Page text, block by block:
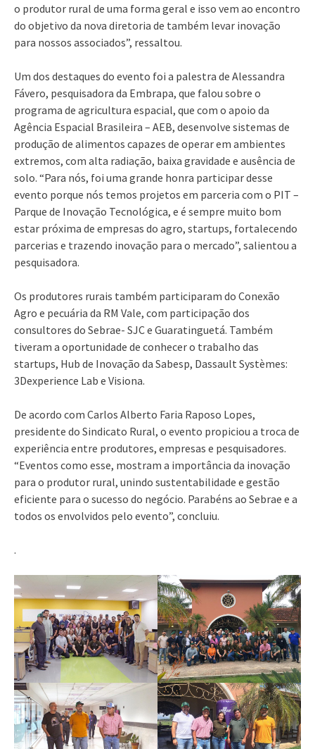
o produtor rural de uma forma geral e isso vem ao encontro
do objetivo da nova diretoria de também levar inovação
para nossos associados”, ressaltou.
Um dos destaques do evento foi a palestra de Alessandra
Fávero, pesquisadora da Embrapa, que falou sobre o
programa de agricultura espacial, que com o apoio da
Agência Espacial Brasileira – AEB, desenvolve sistemas de
produção de alimentos capazes de operar em ambientes
extremos, com alta radiação, baixa gravidade e ausência de
solo. “Para nós, foi uma grande honra participar desse
evento porque nós temos projetos em parceria com o PIT –
Parque de Inovação Tecnológica, e é sempre muito bom
estar próxima de empresas do agro, startups, fortalecendo
parcerias e trazendo inovação para o mercado”, salientou a
pesquisadora.
Os produtores rurais também participaram do Conexão
Agro e pecuária da RM Vale, com participação dos
consultores do Sebrae- SJC e Guaratinguetá. Também
tiveram a oportunidade de conhecer o trabalho das
startups, Hub de Inovação da Sabesp, Dassault Systèmes:
3Dexperience Lab e Visiona.
De acordo com Carlos Alberto Faria Raposo Lopes,
presidente do Sindicato Rural, o evento propiciou a troca de
experiência entre produtores, empresas e pesquisadores.
“Eventos como esse, mostram a importância da inovação
para o produtor rural, unindo sustentabilidade e gestão
eficiente para o sucesso do negócio. Parabéns ao Sebrae e a
todos os envolvidos pelo evento”, concluiu.
.